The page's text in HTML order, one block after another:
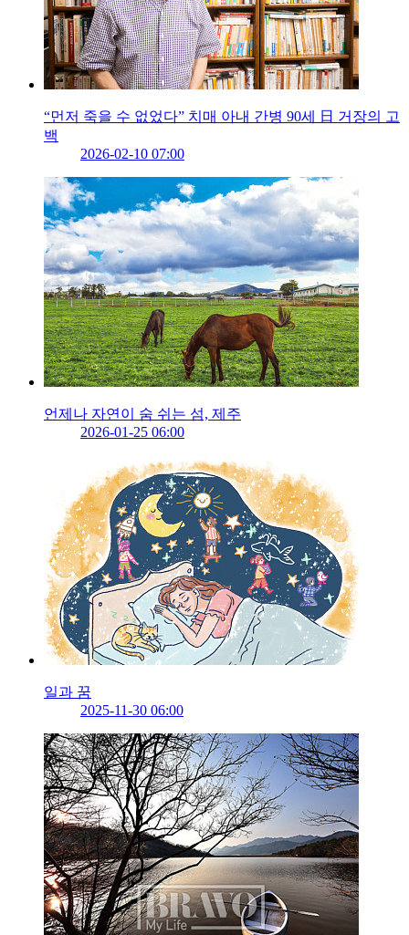
“먼저 죽을 수 없었다” 치매 아내 간병 90세 日 거장의 고
백
2026-02-10 07:00
언제나 자연이 숨 쉬는 섬, 제주
2026-01-25 06:00
일과 꿈
2025-11-30 06:00